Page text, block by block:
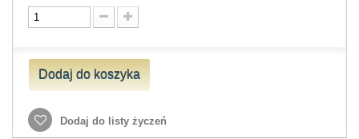
Dodaj do koszyka
Dodaj do listy życzeń